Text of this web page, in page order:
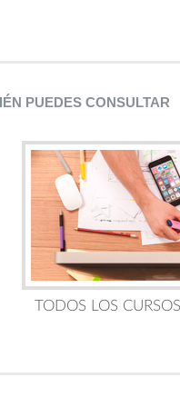
PUEDES CONSULTAR
TODOS LOS